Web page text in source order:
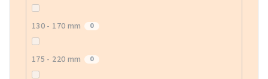
130 - 170 mm 0
175 - 220 mm 0